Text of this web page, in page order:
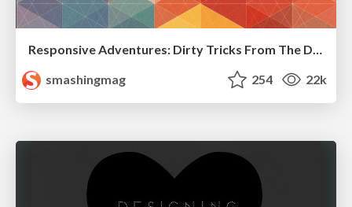
Responsive Adventures: Dirty Tricks From The Dark Corners of Front-End
smashingmag
254 22k